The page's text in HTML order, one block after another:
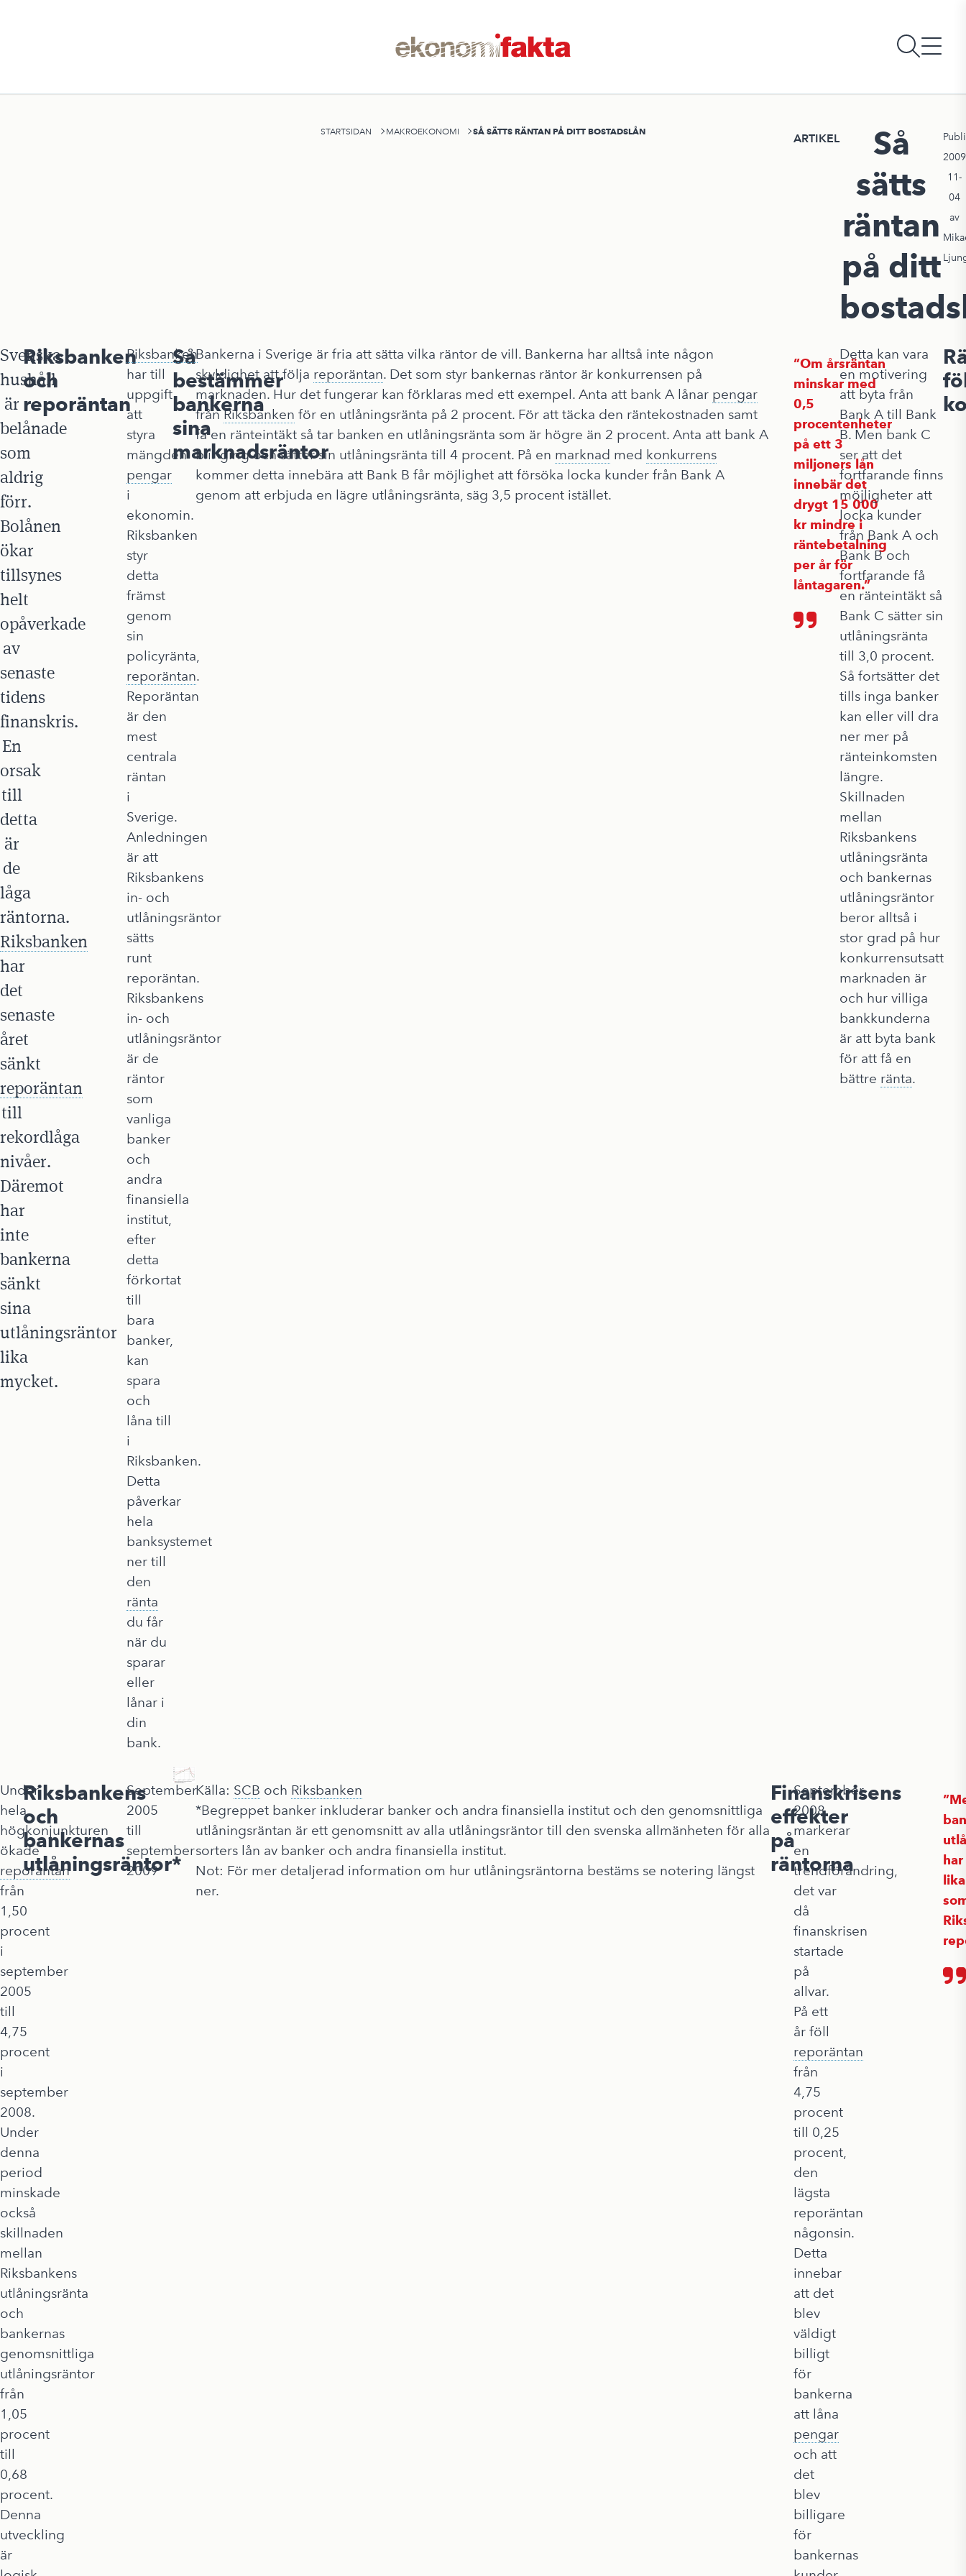
STARTSIDAN MAKROEKONOMI SÅ SÄTTS RÄNTAN PÅ DITT BOSTADSLÅN
ARTIKEL
Så
sätts
räntan
på ditt
11-
04
av
Svenska
hushåll
är
belånade
som
aldrig
förr.
Bolånen
ökar
tillsynes
helt
opåverkade
av
senaste
tidens
finanskris.
En
orsak
till
detta
är
de
låga
räntorna.
Riksbanken
har
det
senaste
året
sänkt
reporäntan
till
rekordlåga
nivåer.
Däremot
har
inte
bankerna
sänkt
sina
utlåningsräntor
lika
mycket.
Riksbanken
och
reporäntan
Riksbanken
har till
uppgift
att
styra
mängden
pengar
i
ekonomin.
Riksbanken
styr
detta
främst
genom
sin
policyränta,
reporäntan.
Reporäntan
är den
mest
centrala
räntan
i
Sverige.
Anledningen
är att
Riksbankens
in- och
utlåningsräntor
sätts
runt
reporäntan.
Riksbankens
in- och
utlåningsräntor
är de
räntor
som
vanliga
banker
och
andra
finansiella
institut,
efter
detta
förkortat
till
bara
banker,
kan
spara
och
låna till
i
Riksbanken.
Detta
påverkar
hela
banksystemet
ner till
den
ränta
du får
när du
sparar
eller
lånar i
din
bank.
Så
bestämmer
bankerna
sina
marknadsräntor
Bankerna i Sverige är fria att sätta vilka räntor de vill. Bankerna har alltså inte någon
skyldighet att följa reporäntan. Det som styr bankernas räntor är konkurrensen på
marknaden. Hur det fungerar kan förklaras med ett exempel. Anta att bank A lånar pengar
frånRiksbanken för en utlåningsränta på 2 procent. För att täcka den räntekostnaden samt
få en ränteintäkt så tar banken en utlåningsränta som är högre än 2 procent. Anta att bank A
blir girig och sätter sin utlåningsränta till 4 procent. På en marknad med konkurrens
kommer detta innebära att Bank B får möjlighet att försöka locka kunder från Bank A
genom att erbjuda en lägre utlåningsränta, säg 3,5 procent istället.
Om årsräntan
minskar med
0,5
procentenheter
på ett 3
miljoners lån
innebär det
drygt 15 000
kr mindre i
räntebetalning
per år för
låntagaren.
Detta kan vara
en motivering
att byta från
Bank A till Bank
B. Men bank C
ser att det
fortfarande finns
möjligheter att
locka kunder
från Bank A och
Bank B och
fortfarande få
en ränteintäkt så
Bank C sätter sin
utlåningsränta
till 3,0 procent.
Så fortsätter det
tills inga banker
kan eller vill dra
ner mer på
ränteinkomsten
längre.
Skillnaden
mellan
Riksbankens
utlåningsränta
och bankernas
utlåningsräntor
beror alltså i
stor grad på hur
konkurrensutsatt
marknaden är
och hur villiga
bankkunderna
är att byta bank
för att få en
bättre ränta.
Under
hela
högkonjunkturen
ökade
reporäntan
från
1,50
procent
i
september
2005
till
4,75
procent
i
september
2008.
Under
denna
period
minskade
också
skillnaden
mellan
Riksbankens
utlåningsränta
och
bankernas
genomsnittliga
utlåningsräntor
från
1,05
procent
till
0,68
procent.
Denna
utveckling
är
Riksbankens
och
bankernas
utlåningsräntor*
September
2005
till
september
2009
Källa: SCB och Riksbanken
*Begreppet banker inkluderar banker och andra finansiella institut och den genomsnittliga
utlåningsräntan är ett genomsnitt av alla utlåningsräntor till den svenska allmänheten för alla
sorters lån av banker och andra finansiella institut.
Not: För mer detaljerad information om hur utlåningsräntorna bestäms se notering längst
ner.
Finanskrisens
effekter
på
räntorna
September
2008
markerar
en
trendförändring,
det var
då
finanskrisen
startade
på
allvar.
På ett
år föll
reporäntan
från
4,75
procent
till 0,25
procent,
den
lägsta
reporäntan
någonsin.
Detta
innebar
att det
blev
väldigt
billigt
för
bankerna
att låna
pengar
och att
det
blev
billigare
för
bankernas